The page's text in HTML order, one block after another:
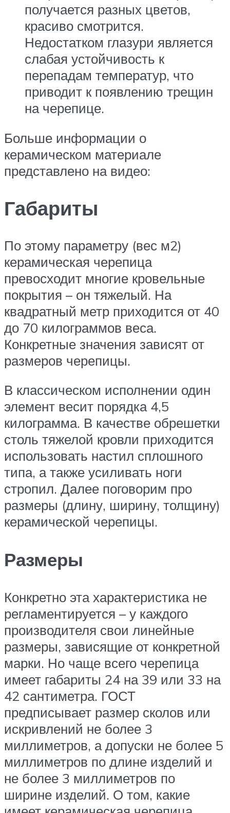
получается разных цветов,
красиво смотрится.
Недостатком глазури является
слабая устойчивость к
перепадам температур, что
приводит к появлению трещин
на черепице.
Больше информации о
керамическом материале
представлено на видео:
Габариты
По этому параметру (вес м2)
керамическая черепица
превосходит многие кровельные
покрытия – он тяжелый. На
квадратный метр приходится от 40
до 70 килограммов веса.
Конкретные значения зависят от
размеров черепицы.
В классическом исполнении один
элемент весит порядка 4,5
килограмма. В качестве обрешетки
столь тяжелой кровли приходится
использовать настил сплошного
типа, а также усиливать ноги
стропил. Далее поговорим про
размеры (длину, ширину, толщину)
керамической черепицы.
Размеры
Конкретно эта характеристика не
регламентируется – у каждого
производителя свои линейные
размеры, зависящие от конкретной
марки. Но чаще всего черепица
имеет габариты 24 на 39 или 33 на
42 сантиметра. ГОСТ
предписывает размер сколов или
искривлений не более 3
миллиметров, а допуски не более 5
миллиметров по длине изделий и
не более 3 миллиметров по
ширине изделий. О том, какие